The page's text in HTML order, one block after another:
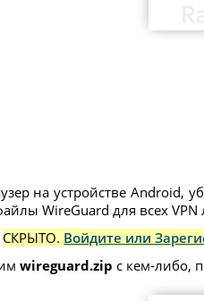
на устройстве Android,
WireGuard для всех VPN
СКРЫТО. Войдите или
wireguard.zip с кем-либо,